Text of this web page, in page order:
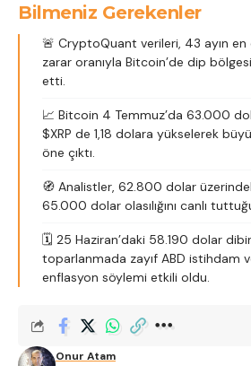
Bilmeniz Gerekenler
🚨 CryptoQuant verileri, 43 ayın
zarar oranıyla Bitcoin’de dip
etti.
📈 Bitcoin 4 Temmuz’da 63.000
$XRP de 1,18 dolara yükselerek
öne çıktı.
🧭 Analistler, 62.800 dolar
65.000 dolar olasılığını canlı
🗓️ 25 Haziran’daki 58.190 dolar
toparlanmada zayıf ABD istihdam
enflasyon söylemi etkili oldu.
Onur Atam